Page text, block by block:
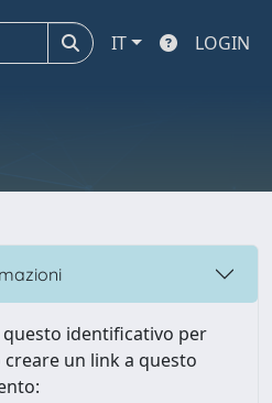
IT LOGIN
questo identificativo per
creare un link a questo